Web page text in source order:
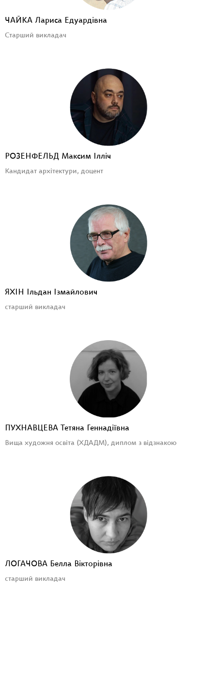
ЧАЙКА Лариса Едуардівна
Старший викладач
РОЗЕНФЕЛЬД Максим Ілліч
Кандидат архітектури, доцент
ЯХІН Ільдан Ізмайлович
старший викладач
ПУХНАВЦЕВА Тетяна Геннадіївна
Вища художня освіта (ХДАДМ), диплом з відзнакою
ЛОГАЧОВА Белла Вікторівна
старший викладач